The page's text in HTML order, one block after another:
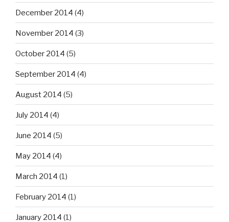
December 2014 (4)
November 2014 (3)
October 2014 (5)
September 2014 (4)
August 2014 (5)
July 2014 (4)
June 2014 (5)
May 2014 (4)
March 2014 (1)
February 2014 (1)
January 2014 (1)